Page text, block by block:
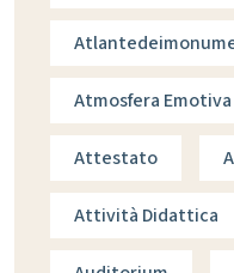
Atmosfera Emotiva
Attestato
Attività Didattica